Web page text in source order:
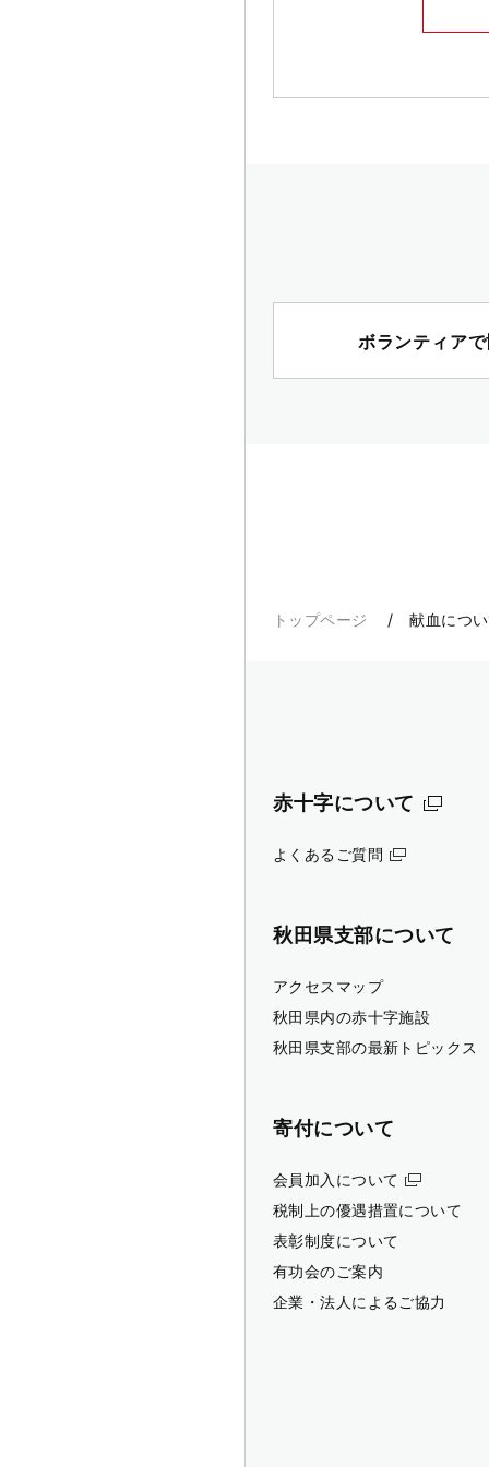
ボランティア
トップページ 献血につ
赤十字について
よくあるご質問
秋田県支部について
アクセスマップ
秋田県内の赤十字施設
秋田県支部の最新トピックス
寄付について
会員加入について
税制上の優遇措置について
表彰制度について
有功会のご案内
企業・法人によるご協力